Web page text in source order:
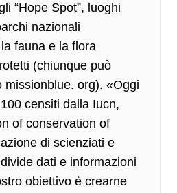
“Hope Spot”, luoghi
nazionali
fauna e la flora
(chiunque può
missionblue. org). «Oggi
censiti dalla Iucn,
of conservation of
di scienziati e
dati e informazioni
obiettivo è crearne